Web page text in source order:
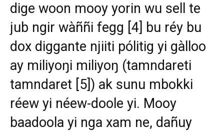
dige woon mooy yorin wu sell te
jub ngir wàññi fegg [4] bu réy bu
dox diggante njiiti pólitig yi gàlloo
ay miliyoŋi miliyoŋ (tamndareti
tamndaret [5] ) ak sunu mbokki
réew yi néew-doole yi. Mooy
baadoola yi nga xam ne, dañuy